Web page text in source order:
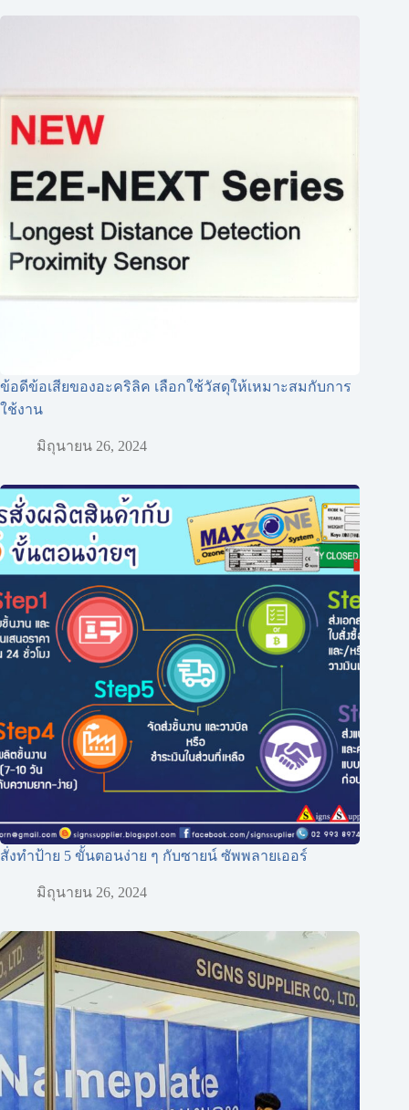
ข้อดีข้อเสียของอะคริลิค เลือกใช้วัสดุให้เหมาะสมกับการ
ใช้งาน
มิถุนายน 26, 2024
สั่งทำป้าย 5 ขั้นตอนง่าย ๆ กับซายน์ ซัพพลายเออร์
มิถุนายน 26, 2024